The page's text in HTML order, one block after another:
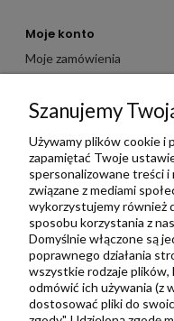
Moje konto
Moje zamówienia
Ulubione
Zbieraj punkty za zakupy
Informacje
Kontakt
Regulamin
Polityka prywatności
Metody wysyłki i płatności
Szanujemy
Używamy plików cookie i
zapamiętać Twoje
spersonalizowane treści
związane z mediami
wykorzystujemy również
sposobu korzystania z
Domyślnie włączone są
poprawnego działania
wszystkie rodzaje plików,
odmówić ich używania (z
dostosować pliki do